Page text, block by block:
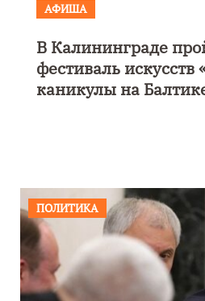
АФИША
В Калининграде
фестиваль искусств
каникулы на
ПОЛИТИКА